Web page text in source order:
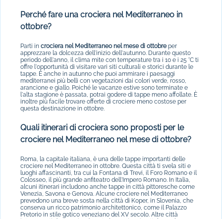
Perché fare una crociera nel Mediterraneo in
ottobre?
Parti in crociera nel Mediterraneo nel mese di ottobreper
apprezzare la dolcezza dell'inizio dell'autunno. Durante questo
periodo dell'anno, il clima mite con temperature tra i 10 e i 25 °C ti
offre l'opportunità di visitare vari siti culturali e storici durante le
tappe. È anche in autunno che puoi ammirare i paesaggi
mediterranei più belli con vegetazioni dai colori verde, rosso,
arancione e giallo. Poiché le vacanze estive sono terminate e
l'alta stagione è passata, potrai godere di tappe meno affollate. È
inoltre più facile trovare offerte di crociere meno costose per
questa destinazione in ottobre.
Quali itinerari di crociera sono proposti per le
crociere nel Mediterraneo nel mese di ottobre?
Roma, la capitale italiana, è una delle tappe importanti delle
crociere nel Mediterraneo in ottobre. Questa città ti svela siti e
luoghi affascinanti, tra cui la Fontana di Trevi, il Foro Romano e il
Colosseo, il più grande anfiteatro dell'Impero Romano. In Italia,
alcuni itinerari includono anche tappe in città pittoresche come
Venezia, Savona e Genova. Alcune crociere nel Mediterraneo
prevedono una breve sosta nella città di Koper, in Slovenia, che
conserva un ricco patrimonio architettonico, come il Palazzo
Pretorio in stile gotico veneziano del XV secolo. Altre città